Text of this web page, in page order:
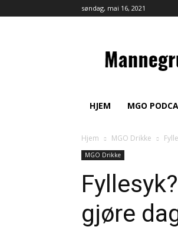
søndag, mai 16, 2021
HJEM MGO
Hjem MGO Drikke
MGO Drikke
gjøre